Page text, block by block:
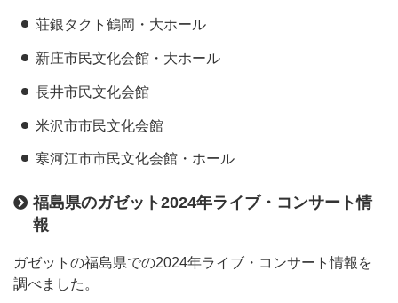
荘銀タクト鶴岡・大ホール
新庄市民文化会館・大ホール
長井市民文化会館
米沢市市民文化会館
寒河江市市民文化会館・ホール
福島県のガゼット2024年ライブ・コンサート情
報
ガゼットの福島県での2024年ライブ・コンサート情報を
調べました。